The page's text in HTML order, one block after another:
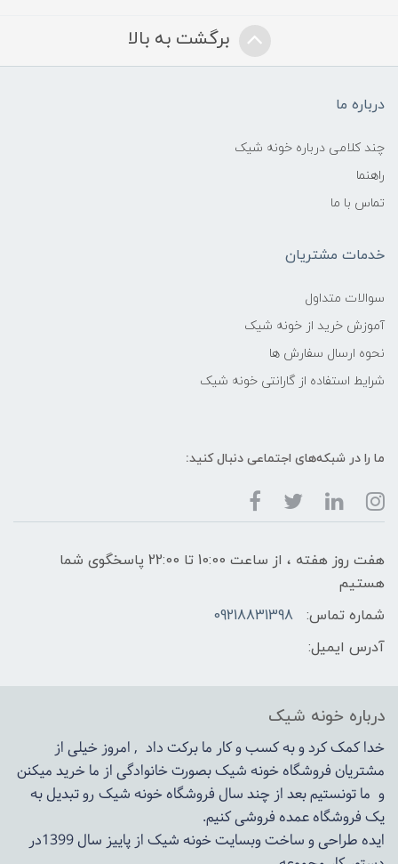
برگشت به بالا
درباره ما
چند کلامی درباره خونه شیک
راهنما
تماس با ما
خدمات مشتریان
سوالات متداول
آموزش خرید از خونه شیک
نحوه ارسال سفارش ها
شرایط استفاده از گارانتی خونه شیک
ما را در شبکه‌های اجتماعی دنبال کنید:
هفت روز هفته ، از ساعت 10:00 تا 22:00 پاسخگوی شما
هستیم
شماره تماس:
09218831398
آدرس ایمیل:
درباره خونه شیک
خدا کمک کرد و به کسب و کار ما برکت داد , امروز خیلی از
مشتریان فروشگاه خونه شیک بصورت خانوادگی از ما خرید میکنن
و ما تونستیم بعد از چند سال فروشگاهخونه شیکرو تبدیل به
یک فروشگاه عمده فروشی کنیم.
ایده طراحی و ساخت وبسایت خونه شیک از پاییز سال 1399در